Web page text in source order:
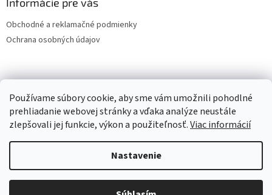
Používame súbory cookie, aby sme vám umožnili pohodlné
prehliadanie webovej stránky a vďaka analýze neustále
zlepšovali jej funkcie, výkon a použiteľnosť.Viac informácií
Nastavenie
Obchodné a reklamačné podmienky
Ochrana osobných údajov
Copyright 2026LESPOL - SERVIS, s.r.o.. Všetky práva vyhradené.